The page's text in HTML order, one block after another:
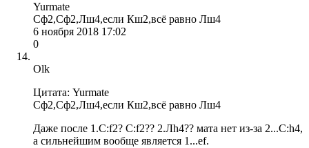
Yurmate
Сф2,Сф2,Лш4,если Кш2,всё равно Лш4
6 ноября 2018 17:02
0
Olk
Цитата: Yurmate
Сф2,Сф2,Лш4,если Кш2,всё равно Лш4
Даже после 1.С:f2? C:f2?? 2.Лh4?? мата нет из-за 2...С:h4,
а сильнейшим вообще является 1...ef.